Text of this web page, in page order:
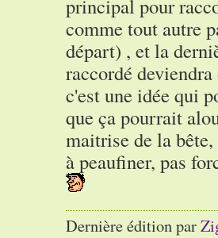
principal pour
comme tout autre
départ) , et la
raccordé
c'est une idée qui
que ça pourrait
maitrise de la
à peaufiner, pas
Dernière édition par